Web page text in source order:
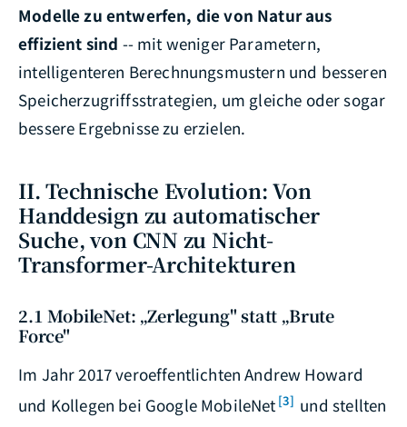
Modelle zu entwerfen, die von Natur aus
effizient sind -- mit weniger Parametern,
intelligenteren Berechnungsmustern und besseren
Speicherzugriffsstrategien, um gleiche oder sogar
bessere Ergebnisse zu erzielen.
II. Technische Evolution: Von
Handdesign zu automatischer
Suche, von CNN zu Nicht-
Transformer-Architekturen
2.1 MobileNet: „Zerlegung" statt „Brute
Force"
Im Jahr 2017 veroeffentlichten Andrew Howard
und Kollegen bei Google MobileNet [3] und stellten